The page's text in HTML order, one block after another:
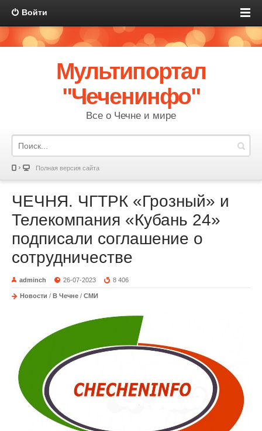
Войти
Мультипортал
"Чеченинфо"
Все о Чечне и мире
Полная версия сайта
ЧЕЧНЯ. ЧГТРК «Грозный» и
Телекомпания «Кубань 24»
подписали соглашение о
сотрудничестве
adminch 26-07-2023 8 406
Новости / В Чечне / СМИ